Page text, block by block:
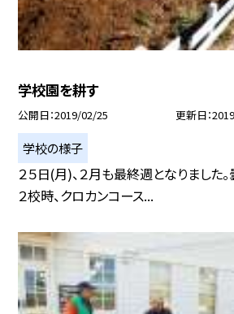
学校園を耕す
公開日 2019/02/25 更新日
学校の様子
２５日(月)、２月も最終週となりました
２校時、クロカンコース...